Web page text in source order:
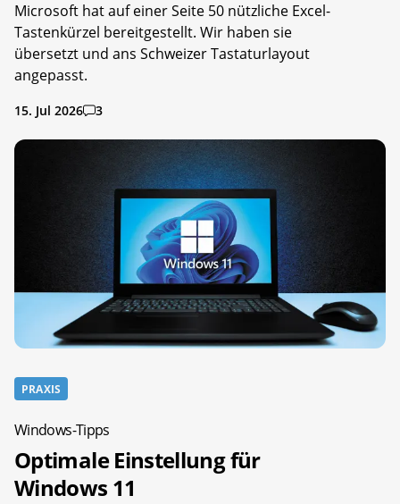
Microsoft hat auf einer Seite 50 nützliche Excel-
Tastenkürzel bereitgestellt. Wir haben sie
übersetzt und ans Schweizer Tastaturlayout
angepasst.
15. Jul 2026 3
PRAXIS
Windows-Tipps
Optimale Einstellung für
Windows 11